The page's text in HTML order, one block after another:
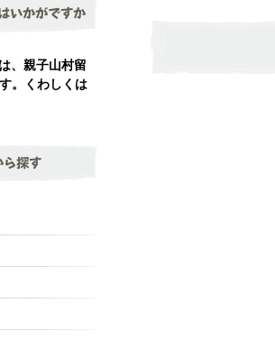
いかがですか
、親子山村留
。くわしくは
ら探す